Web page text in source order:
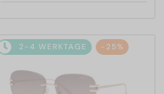
2-4 WERKTAGE -25%